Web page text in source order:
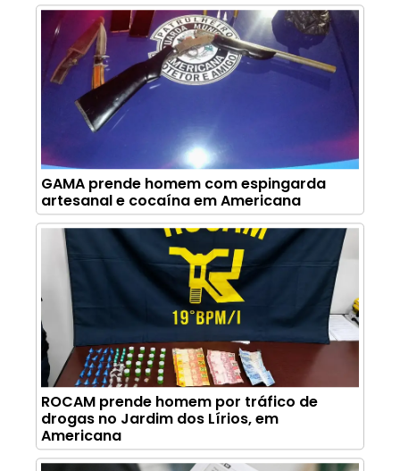
GAMA prende homem com espingarda
artesanal e cocaína em Americana
ROCAM prende homem por tráfico de
drogas no Jardim dos Lírios, em
Americana